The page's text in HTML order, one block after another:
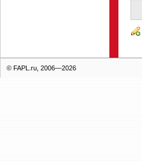
© FAPL.ru, 2006—2026